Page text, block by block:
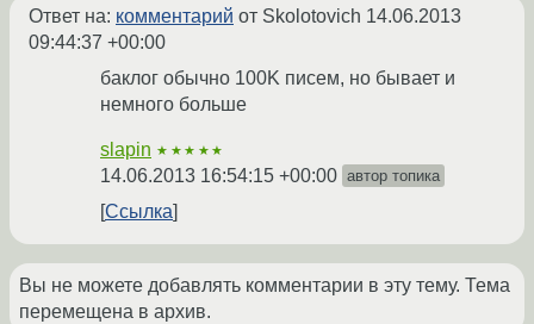
Ответ на: комментарий от Skolotovich 14.06.2013
09:44:37 +00:00
баклог обычно 100K писем, но бывает и
немного больше
slapin ★★★★★
14.06.2013 16:54:15 +00:00 автор топика
Ссылка
Вы не можете добавлять комментарии в эту тему. Тема
перемещена в архив.